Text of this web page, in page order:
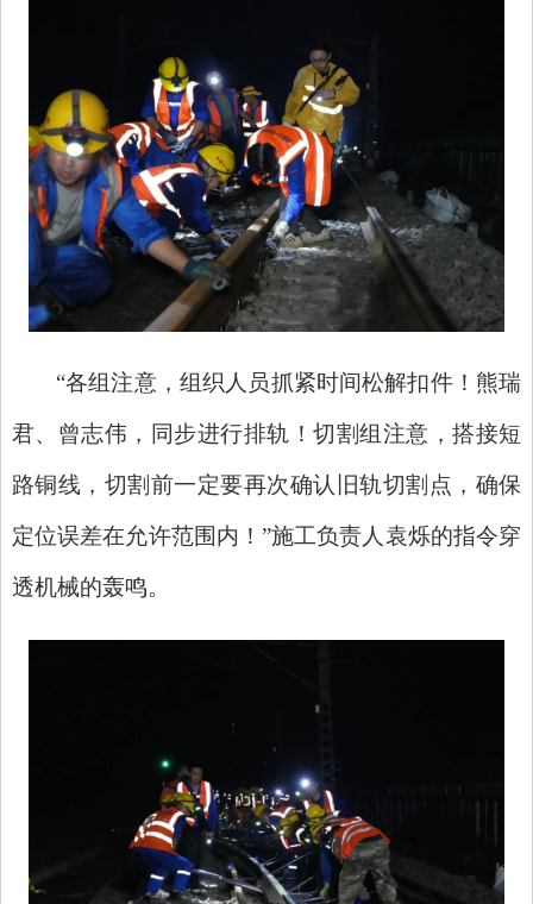
“各组注意，组织人员抓紧时间松解扣件！熊瑞
君、曾志伟，同步进行排轨！切割组注意，搭接短
路铜线，切割前一定要再次确认旧轨切割点，确保
定位误差在允许范围内！”施工负责人袁烁的指令穿
透机械的轰鸣。